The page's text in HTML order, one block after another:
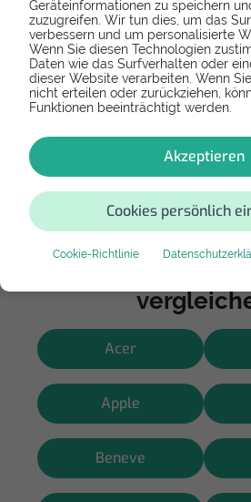
Geräteinformationen zu speichern
zuzugreifen. Wir tun dies, um das
verbessern und um personalisierte
Wenn Sie diesen Technologien
Daten wie das Surfverhalten oder
dieser Website verarbeiten. Wenn
nicht erteilen oder zurückziehen,
Funktionen beeinträchtigt werden.
Akzeptieren
Cookies persönlich
Cookie-Richtlinie
Reparatur durchführen. Wir
unseren Anbieter-Service
Österreich passendende Tablet
Momentan können wir dir die
Österreich vermitteln:
Tabletreparatur Wien
Tabletreparatur in Innsbruck
Tabletreparatur in Salzburg
Tabletreparatur in Linz
Acer
Apple
Beneve